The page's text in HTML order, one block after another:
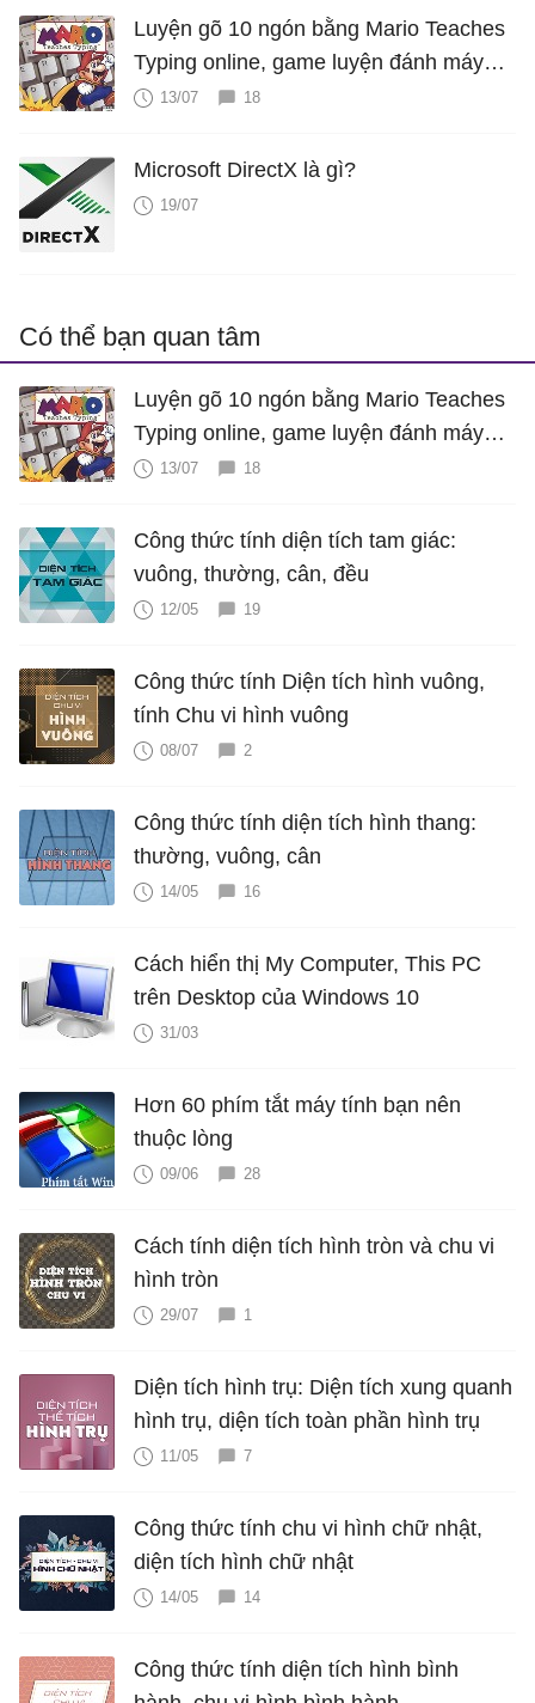
Luyện gõ 10 ngón bằng Mario Teaches
Typing online, game luyện đánh máy
cực hấp dẫn
13/07 18
Microsoft DirectX là gì?
19/07
Có thể bạn quan tâm
Luyện gõ 10 ngón bằng Mario Teaches
Typing online, game luyện đánh máy
cực hấp dẫn
13/07 18
Công thức tính diện tích tam giác:
vuông, thường, cân, đều
12/05 19
Công thức tính Diện tích hình vuông,
tính Chu vi hình vuông
08/07 2
Công thức tính diện tích hình thang:
thường, vuông, cân
14/05 16
Cách hiển thị My Computer, This PC
trên Desktop của Windows 10
31/03
Hơn 60 phím tắt máy tính bạn nên
thuộc lòng
09/06 28
Cách tính diện tích hình tròn và chu vi
hình tròn
29/07 1
Diện tích hình trụ: Diện tích xung quanh
hình trụ, diện tích toàn phần hình trụ
11/05 7
Công thức tính chu vi hình chữ nhật,
diện tích hình chữ nhật
14/05 14
Công thức tính diện tích hình bình